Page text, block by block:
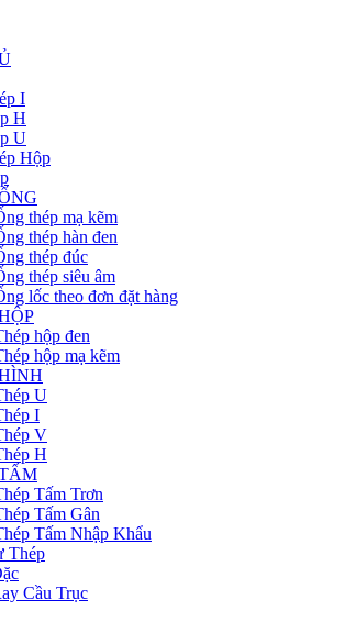
I
H
U
Hộp
thép mạ kẽm
thép hàn đen
thép đúc
thép siêu âm
lốc theo đơn đặt hàng
hộp đen
hộp mạ kẽm
U
I
V
H
Tấm Trơn
Tấm Gân
Tấm Nhập Khẩu
Thép
Cầu Trục